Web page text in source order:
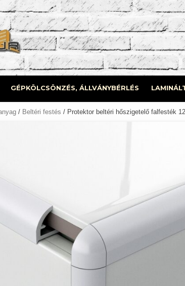
GÉPKÖLCSÖNZÉS, ÁLLVÁNYBÉRLÉS
/ Beltéri festés / Protektor beltéri hőszigetelő falfesték